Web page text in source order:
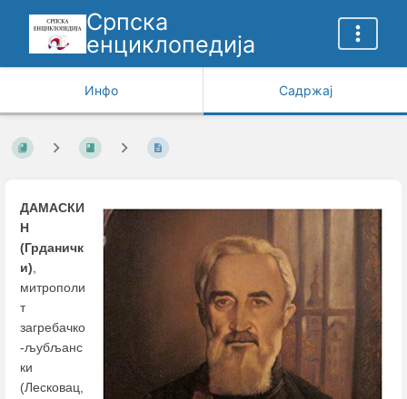
Српска
енциклопедија
Инфо Садржај
ДАМАСКИ
Н
(Грданичк
и),
митрополи
т
загребачко
-љубљанс
ки
(Лесковац,